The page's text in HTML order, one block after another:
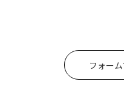
フォー